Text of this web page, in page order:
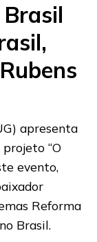
apresenta
“O
evento,
Reforma
Brasil.